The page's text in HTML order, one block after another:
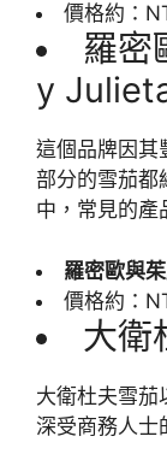
價格約：
羅密
y Julieta
這個品牌因其
部分的雪茄都
中，常見的產
羅密歐與
價格約：
大衛
大衛杜夫雪茄
深受商務人士